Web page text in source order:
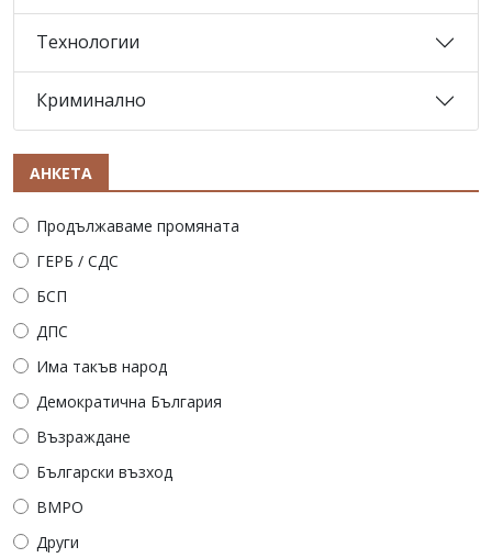
Технологии
Криминално
АНКЕТА
Продължаваме промяната
ГЕРБ / СДС
БСП
ДПС
Има такъв народ
Демократична България
Възраждане
Български възход
ВМРО
Други